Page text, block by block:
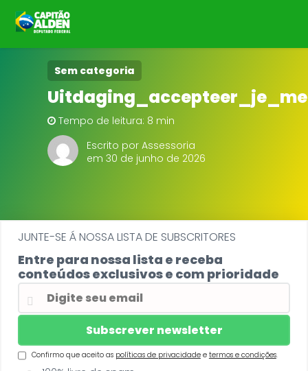
HOME
NOTÍCIAS
BIOGRAFIA
PROJETOS
Sem categoria
Tempo de leitura: 8 min
Escrito por Assessoria
em 30 de junho de 2026
JUNTE-SE Á NOSSA LISTA DE SUBSCRITORES
Entre para nossa lista e receba
conteúdos exclusivos e com prioridade
Confirmo que aceito as políticas de privacidadee termos e condições.